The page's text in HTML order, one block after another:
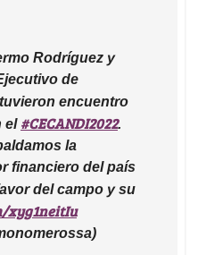
Rodríguez y
de
encuentro
el #CECANDI2022.
la
financiero del país
del campo y su
xyg1neitIu